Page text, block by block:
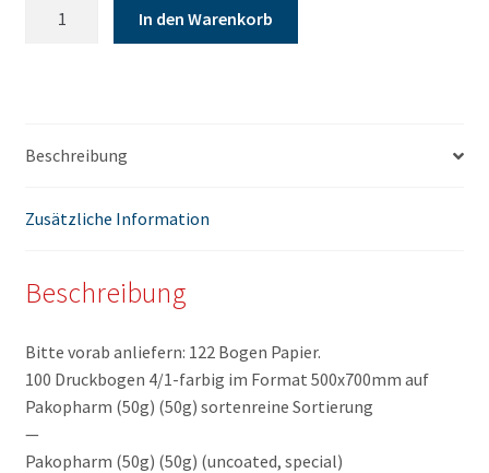
(50g)
-
KUNDENPAPIER!
Menge
In den Warenkorb
Beschreibung
Zusätzliche Information
Beschreibung
Bitte vorab anliefern: 122 Bogen Papier.
100 Druckbogen 4/1-farbig im Format 500x700mm auf
Pakopharm (50g) (50g) sortenreine Sortierung
—
Pakopharm (50g) (50g) (uncoated, special)